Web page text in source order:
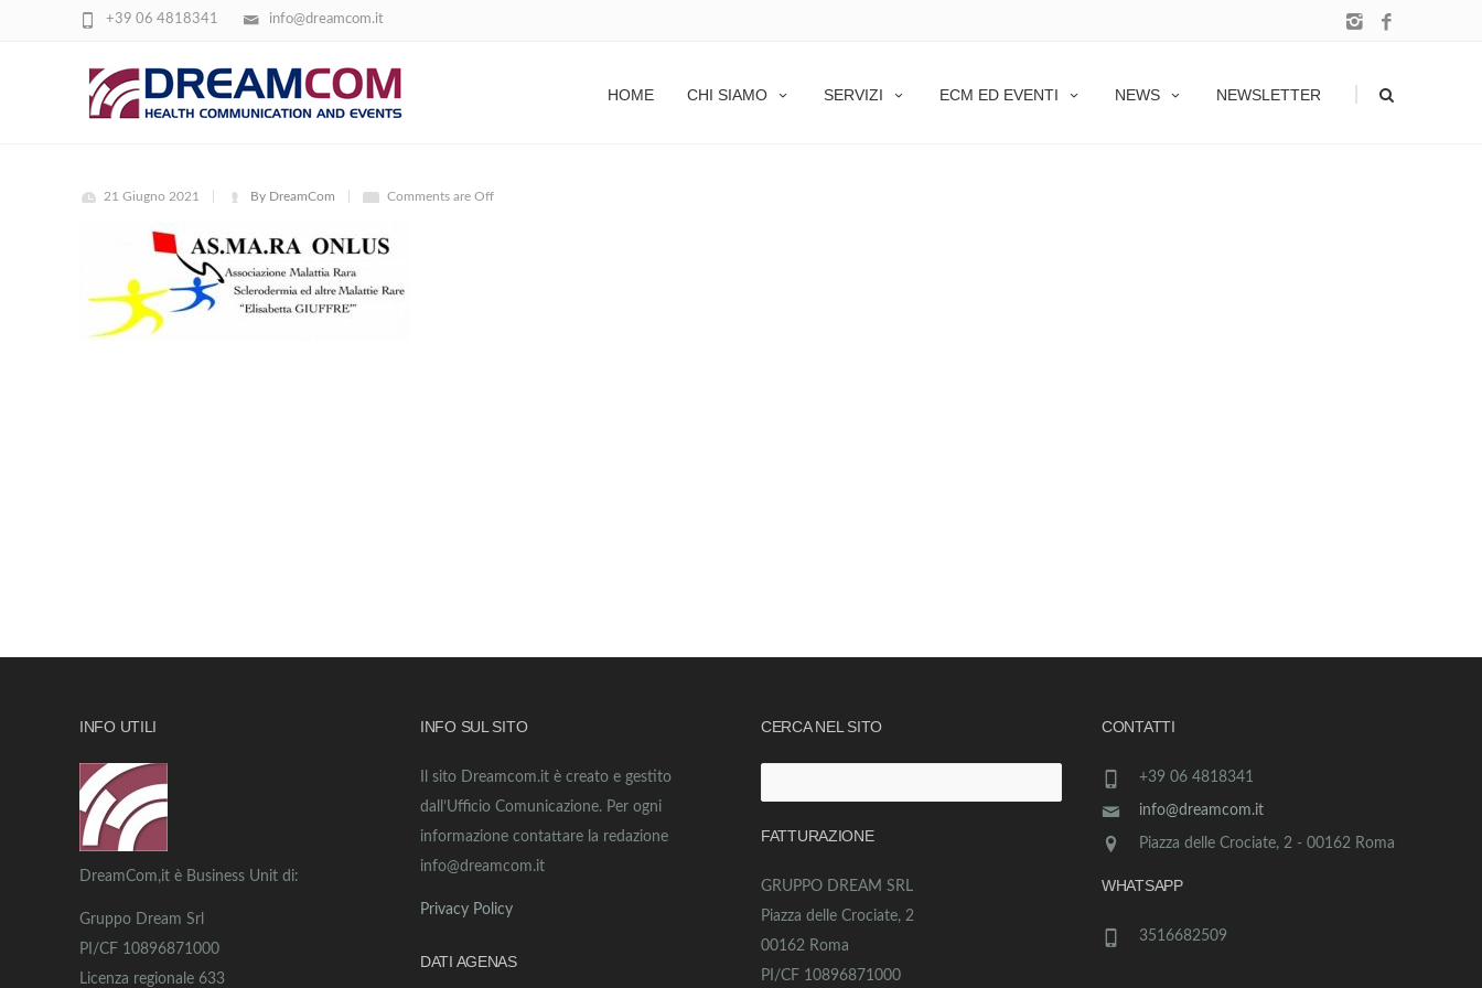
info@dreamcom.it
+39 06 4818341
HOME CHI SIAMO SERVIZI ECM ED EVENTI NEWS NEWSLETTER
ASMARA
21 Giugno 2021 By DreamCom Comments are Off
INFO UTILI
DreamCom,it è Business Unit di:
Gruppo Dream Srl
PI/CF 10896871000
Licenza regionale 633
INFO SUL SITO
Il sito Dreamcom.it è creato e gestito
dall’Ufficio Comunicazione. Per ogni
informazione contattare la redazione
info@dreamcom.it
Privacy Policy
DATI AGENAS
CERCA NEL SITO
per:
FATTURAZIONE
GRUPPO DREAM SRL
Piazza delle Crociate, 2
00162 Roma
PI/CF 10896871000
CONTATTI
+39 06 4818341
info@dreamcom.it
Piazza delle Crociate, 2 - 00162 Roma
WHATSAPP
3516682509